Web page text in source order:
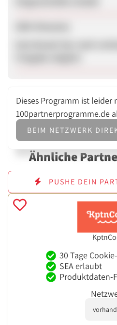
Dieses Programm ist leider
100partnerprogramme.de
BEIM NETZWERK
Ähnliche
PUSHE DEIN
30 Tage
SEA erlaubt
Produktdaten-